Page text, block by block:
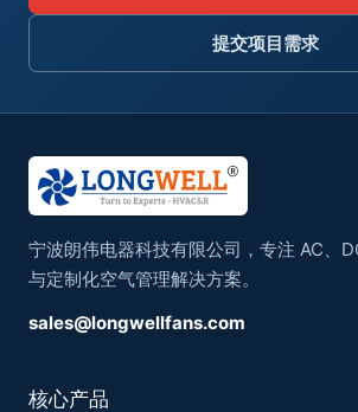
提交项目需求
宁波朗伟电器科技有限公司，专注 AC、
与定制化空气管理解决方案。
sales@longwellfans.com
核心产品